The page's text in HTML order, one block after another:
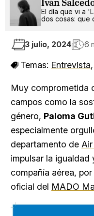
Iván
El día que vi a
dos cosas: que
3 julio, 2024 6
Temas: Entrevista,
Muy comprometida
campos como la
género, Paloma
especialmente
departamento de
impulsar la igualdad
compañía aérea,
oficial del MADO